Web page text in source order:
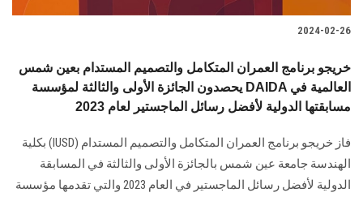
2024-02-26
خريجو برنامج العمران المتكامل والتصميم المستدام بعين شمس
يحصدون الجائزة الأولى والثالثة لمؤسسة DAIDA العالمية في
مسابقتها الدولية لأفضل رسائل الماجستير لعام 2023
فاز خريجو برنامج العمران المتكامل والتصميم المستدام‎ (IUSD) ‎بكلية
الهندسة جامعة عين ‏شمس بالجائزة الأولى والثالثة في المسابقة